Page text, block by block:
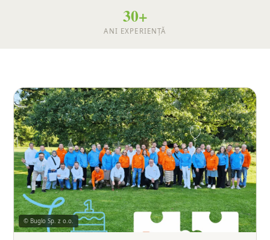
30+
ANI EXPERIENȚĂ
© Buglo Sp. z o.o.